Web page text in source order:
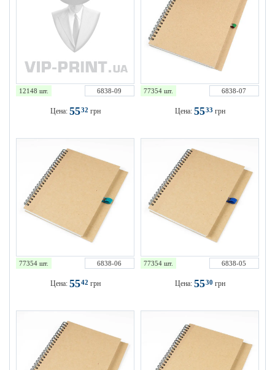
12148 шт. 6838-09
Цена: 5532 грн
77354 шт. 6838-07
Цена: 5533 грн
77354 шт. 6838-06
Цена: 5542 грн
77354 шт. 6838-05
Цена: 5530 грн